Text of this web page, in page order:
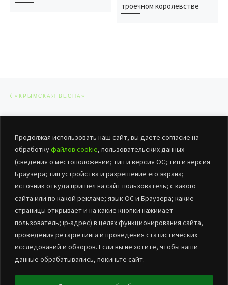
Продолжая использовать наш сайт, вы даете согласие на
обработкуфайлов cookie, пользовательских данных
(сведения о местоположении; тип и версия ОС; тип и версия
Браузера; тип устройства и разрешение его экрана;
источник откуда пришел на сайт пользователь; с какого
сайта или по какой рекламе; язык ОС и Браузера; какие
страницы открывает и на какие кнопки нажимает
пользователь; ip-адрес) в целях функционирования сайта,
проведения ретаргетинга и проведения статистических
исследований и обзоров. Если вы не хотите, чтобы ваши
данные обрабатывались, покиньте сайт.
троечном королевстве
«КРЫМСКАЯ ВЕСНА»
ОБРАТНО К СПИСКУ ЗАПИСЕЙ
МИР РУССКОЙ ИЗБЫ
БУК «ЦНТиД Марьяновского района»
– Все права